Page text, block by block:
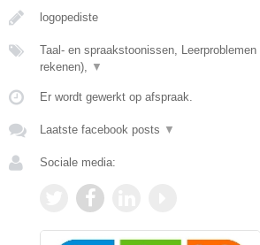
logopediste
Taal- en spraakstoonissen,
rekenen), ▼
Er wordt gewerkt op afspraak.
Laatste facebook posts ▼
Sociale media: